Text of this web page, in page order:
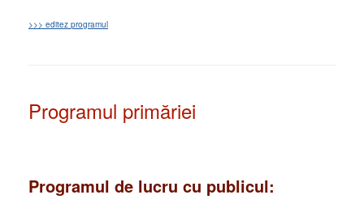
>>> editez programul
Programul primăriei
Programul de lucru cu publicul: